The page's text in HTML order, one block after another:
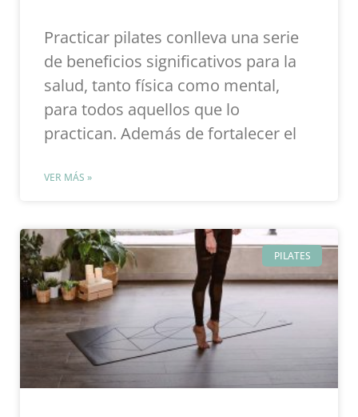
Practicar pilates conlleva una serie
de beneficios significativos para la
salud, tanto física como mental,
para todos aquellos que lo
practican. Además de fortalecer el
VER MÁS »
PILATES